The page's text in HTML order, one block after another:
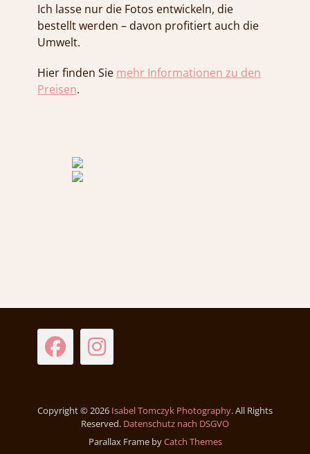
Ich lasse nur die Fotos entwickeln, die
bestellt werden – davon profitiert auch die
Umwelt.
Hier finden Sie mehr Informationen zu den
Preisen.
Facebook
Instagram
Copyright © 2026 Isabel Tomczyk Photography. All Rights
Reserved. Datenschutz nach DSGVO
Parallax Frame byCatch Themes